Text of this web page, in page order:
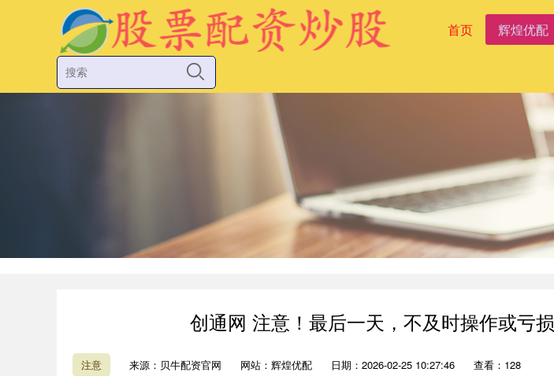
首页 辉煌优配
创通网 注意！最后一天，不及时操作或亏损
注意 来源：贝牛配资官网 网站：辉煌优配 日期：2026-02-25 10:27:46 查看：128